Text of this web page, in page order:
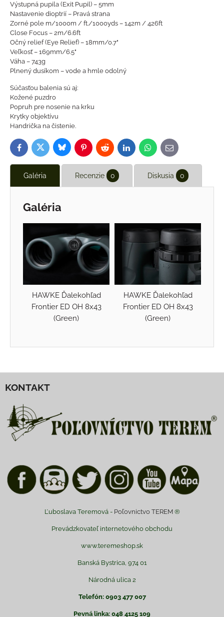
Výstupná pupila (Exit Pupil) – 5mm
Nastavenie dioptrií – Pravá strana
Zorné pole m/1000m / ft./1000yds – 142m / 426ft
Close Focus – 2m/6.6ft
Očný relief (Eye Relief) – 18mm/0.7"
Veľkosť – 169mm/6.5"
Váha – 743g
Plnený dusíkom – vode a hmle odolný
Súčasťou balenia sú aj:
Kožené puzdro
Popruh pre nosenie na krku
Krytky objektívu
Handrička na čistenie.
FacebookTwitterBlueskyPinterestReddit LinkedInWhatsApp
E-
mail
Galéria Recenzie 0 Diskusia 0
Galéria
HAWKE Ďalekohľad
Frontier ED OH 8x43
(Green)
HAWKE Ďalekohľad
Frontier ED OH 8x43
(Green)
KONTAKT
Ľuboslava Teremová - Poľovnictvo TEREM®
Prevádzkovateľ internetového obchodu
www.teremeshop.sk
Banská Bystrica, 974 01
Národná ulica 2
Telefón: 0903 477 007
Pevná linka: 048 4125 109